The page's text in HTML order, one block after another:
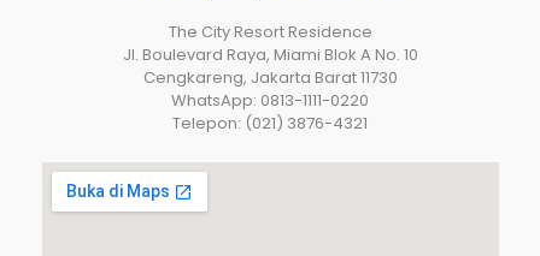
The City Resort Residence
Jl. Boulevard Raya, Miami Blok A No. 10
Cengkareng, Jakarta Barat 11730
WhatsApp: 0813-1111-0220
Telepon: (021) 3876-4321